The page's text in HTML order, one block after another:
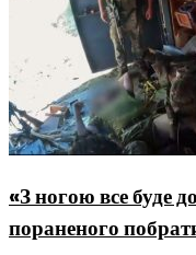
«З ногою все буде
пораненого